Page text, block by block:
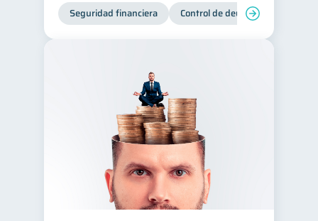
Seguridad financiera Control de deudas